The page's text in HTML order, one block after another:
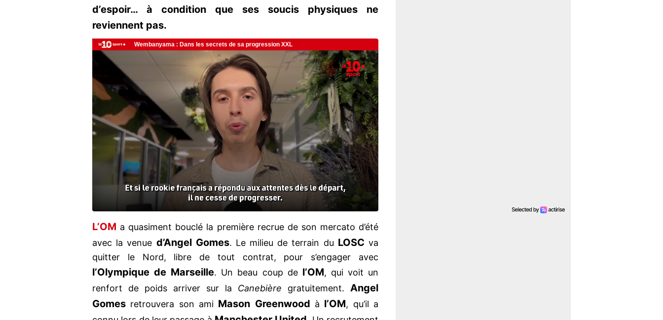
d’espoir… à condition que ses soucis physiques ne
reviennent pas.
L’OM a quasiment bouclé la première recrue de son mercato d’été
avec la venue d’Angel Gomes. Le milieu de terrain du LOSC va
quitter le Nord, libre de tout contrat, pour s’engager avec
l’Olympique de Marseille. Un beau coup de l’OM, qui voit un
renfort de poids arriver sur la Canebière gratuitement. Angel
Gomes retrouvera son ami Mason Greenwood à l’OM, qu’il a